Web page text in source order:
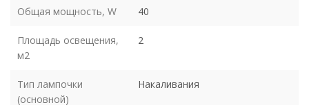
Общая мощность, W 40
Площадь освещения,
м2
2
Тип лампочки
(основной)
Накаливания